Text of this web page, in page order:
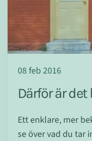
08 feb 2016
Därför är
Ett enklare, mer
se över vad du tar